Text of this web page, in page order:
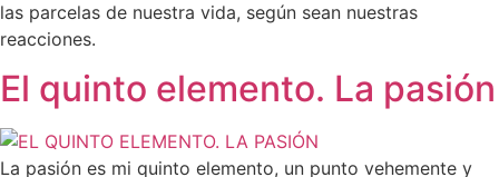
las parcelas de nuestra vida, según sean nuestras
reacciones.
El quinto elemento. La pasión
La pasión es mi quinto elemento, un punto vehemente y